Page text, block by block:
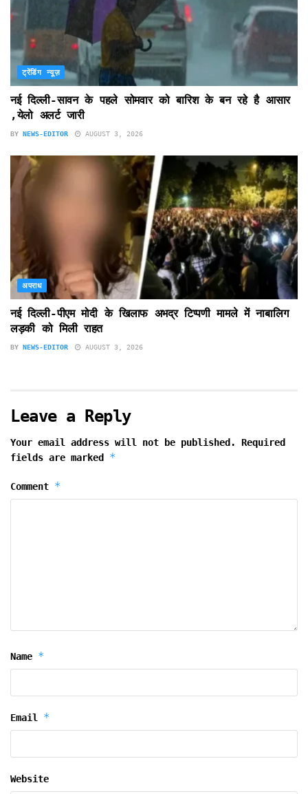
ट्रेंडिंग न्यूज़
नई दिल्ली-सावन के पहले सोमवार को बारिश के बन रहे है आसार
,येलो अलर्ट जारी
BY NEWS-EDITOR AUGUST 3, 2026
अपराध
नई दिल्ली-पीएम मोदी के खिलाफ अभद्र टिप्पणी मामले में नाबालिग
लड़की को मिली राहत
BY NEWS-EDITOR AUGUST 3, 2026
Leave a Reply
Your email address will not be published.
Required
fields are marked *
Comment *
Name *
Email *
Website